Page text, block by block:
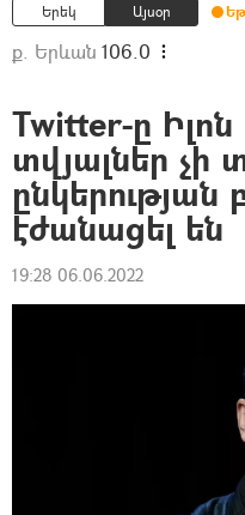
Երեկ Այսօր
ք. Երևան 106.0
Twitter-ը
տվյալներ չի
ընկերության
էժանացել են
19:28 06.06.2022